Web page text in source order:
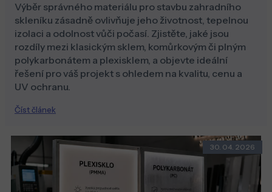
Výběr správného materiálu pro stavbu zahradního
skleníku zásadně ovlivňuje jeho životnost, tepelnou
izolaci a odolnost vůči počasí. Zjistěte, jaké jsou
rozdíly mezi klasickým sklem, komůrkovým či plným
polykarbonátem a plexisklem, a objevte ideální
řešení pro váš projekt s ohledem na kvalitu, cenu a
UV ochranu.
Číst článek
30. 04. 2026